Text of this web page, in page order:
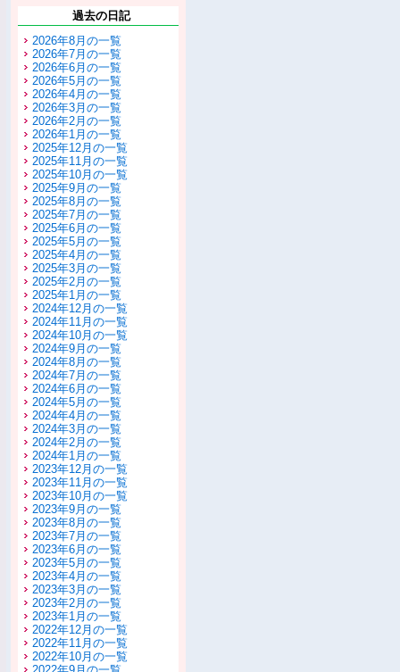
過去の日記
2026年8月の一覧
2026年7月の一覧
2026年6月の一覧
2026年5月の一覧
2026年4月の一覧
2026年3月の一覧
2026年2月の一覧
2026年1月の一覧
2025年12月の一覧
2025年11月の一覧
2025年10月の一覧
2025年9月の一覧
2025年8月の一覧
2025年7月の一覧
2025年6月の一覧
2025年5月の一覧
2025年4月の一覧
2025年3月の一覧
2025年2月の一覧
2025年1月の一覧
2024年12月の一覧
2024年11月の一覧
2024年10月の一覧
2024年9月の一覧
2024年8月の一覧
2024年7月の一覧
2024年6月の一覧
2024年5月の一覧
2024年4月の一覧
2024年3月の一覧
2024年2月の一覧
2024年1月の一覧
2023年12月の一覧
2023年11月の一覧
2023年10月の一覧
2023年9月の一覧
2023年8月の一覧
2023年7月の一覧
2023年6月の一覧
2023年5月の一覧
2023年4月の一覧
2023年3月の一覧
2023年2月の一覧
2023年1月の一覧
2022年12月の一覧
2022年11月の一覧
2022年10月の一覧